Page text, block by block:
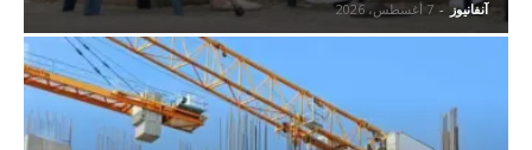
آنفانيوز - 7 أغسطس، 2026